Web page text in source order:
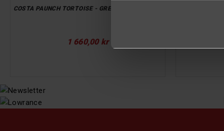
COSTA PAUNCH TORTOISE - GREEN MIRROR 580P
Pris
1 660,00 kr
COSTA